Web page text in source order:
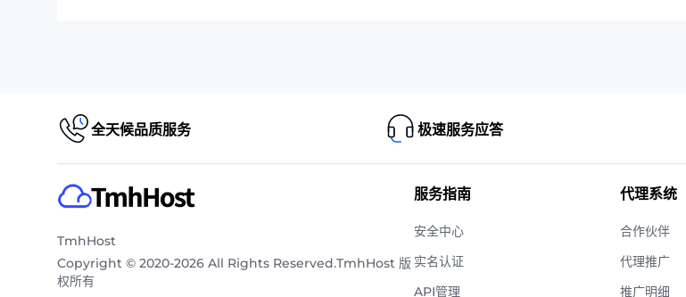
全天候品质服务 极速服务应答
TmhHost
Copyright © 2020-2026 All Rights Reserved.TmhHost 版
权所有
服务指南
安全中心
实名认证
API管理
代理系统
合作伙伴
代理推广
推广明细